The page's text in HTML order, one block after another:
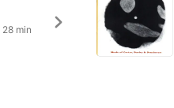
28 min